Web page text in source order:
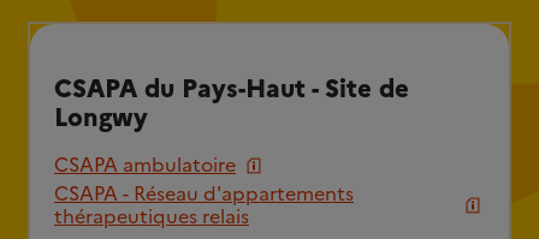
CSAPA du Pays-Haut - Site de
Longwy
CSAPA ambulatoire
CSAPA - Réseau d'appartements
thérapeutiques relais